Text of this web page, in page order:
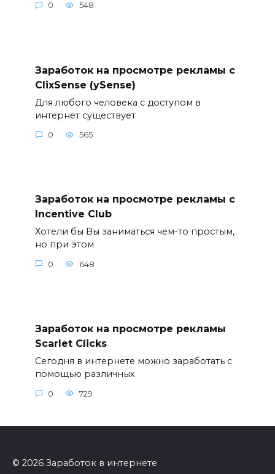
0 548
Заработок на просмотре рекламы с
ClixSense (ySense)
Для любого человека с доступом в
интернет существует
0 565
Заработок на просмотре рекламы с
Incentive Club
Хотели бы Вы заниматься чем-то простым,
но при этом
0 648
Заработок на просмотре рекламы
Scarlet Clicks
Сегодня в интернете можно заработать с
помощью различных
0 729
© 2026 Заработок в интернете